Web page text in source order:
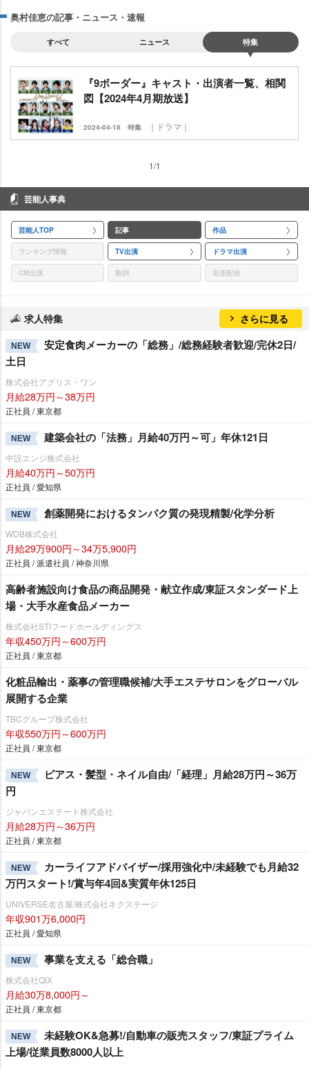
奥村佳恵の記事・ニュース・速報
すべて ニュース 特集
『9ボーダー』キャスト・出演者一覧、相関
図【2024年4月期放送】
2024-04-18 特集 ｜ドラマ｜
1/1
芸能人事典
芸能人TOP 記事 作品
ランキング情報 TV出演 ドラマ出演
CM出演 歌詞 音楽配信
求人特集 さらに見る
NEW
安定食肉メーカーの「総務」/総務経験者歓迎/完休2日/
土日
株式会社アグリス・ワン
月給28万円～38万円
正社員 / 東京都
NEW 建築会社の「法務」月給40万円～可」年休121日
中設エンジ株式会社
月給40万円～50万円
正社員 / 愛知県
NEW 創薬開発におけるタンパク質の発現精製/化学分析
WDB株式会社
月給29万900円～34万5,900円
正社員 / 派遣社員 / 神奈川県
高齢者施設向け食品の商品開発・献立作成/東証スタンダード上
場・大手水産食品メーカー
株式会社STIフードホールディングス
年収450万円～600万円
正社員 / 東京都
化粧品輸出・薬事の管理職候補/大手エステサロンをグローバル
展開する企業
TBCグループ株式会社
年収550万円～600万円
正社員 / 東京都
NEW
ピアス・髪型・ネイル自由/「経理」月給28万円～36万
円
ジャパンエステート株式会社
月給28万円～36万円
正社員 / 東京都
NEW
カーライフアドバイザー/採用強化中/未経験でも月給32
万円スタート!/賞与年4回&実質年休125日
UNIVERSE名古屋/株式会社ネクステージ
年収901万6,000円
正社員 / 愛知県
NEW 事業を支える「総合職」
株式会社QIX
月給30万8,000円～
正社員 / 東京都
NEW
未経験OK&急募!/自動車の販売スタッフ/東証プライム
上場/従業員数8000人以上